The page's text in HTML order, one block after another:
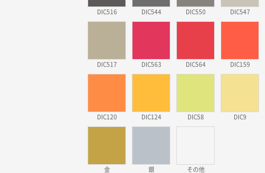
DIC516 DIC544 DIC550 DIC547
DIC517 DIC563 DIC564 DIC159
DIC120 DIC124 DIC58 DIC9
金 銀 その他